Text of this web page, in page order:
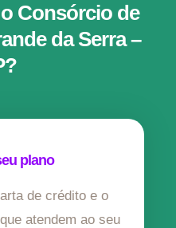
Consórcio de
da Serra –
plano
de crédito e o
atendem ao seu